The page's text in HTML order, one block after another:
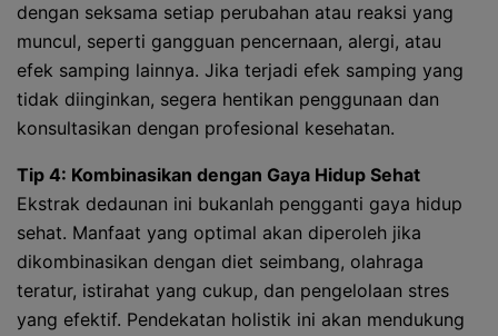
dengan seksama setiap perubahan atau reaksi yang
muncul, seperti gangguan pencernaan, alergi, atau
efek samping lainnya. Jika terjadi efek samping yang
tidak diinginkan, segera hentikan penggunaan dan
konsultasikan dengan profesional kesehatan.
Tip 4: Kombinasikan dengan Gaya Hidup Sehat
Ekstrak dedaunan ini bukanlah pengganti gaya hidup
sehat. Manfaat yang optimal akan diperoleh jika
dikombinasikan dengan diet seimbang, olahraga
teratur, istirahat yang cukup, dan pengelolaan stres
yang efektif. Pendekatan holistik ini akan mendukung